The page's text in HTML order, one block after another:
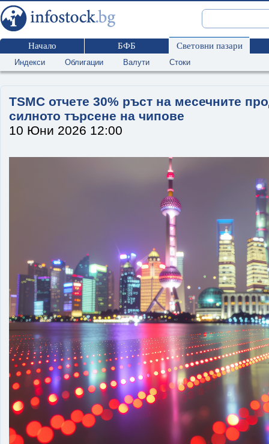
Начало БФБ Световни пазари
Индекси Облигации Валути Стоки
TSMC отчете 30% ръст на месечните
силното търсене на чипове
10 Юни 2026 12:00